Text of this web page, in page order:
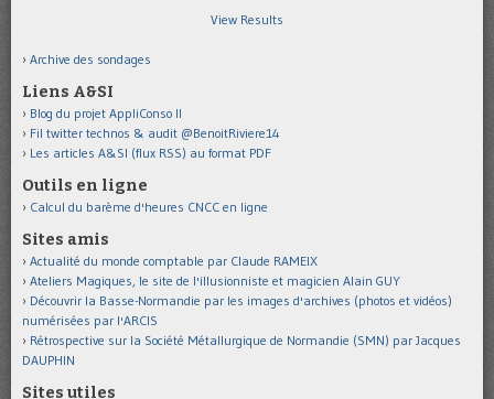
View Results
Archive des sondages
Liens A&SI
Blog du projet AppliConso II
Fil twitter technos & audit @BenoitRiviere14
Les articles A&SI (flux RSS) au format PDF
Outils en ligne
Calcul du barème d'heures CNCC en ligne
Sites amis
Actualité du monde comptable par Claude RAMEIX
Ateliers Magiques, le site de l'illusionniste et magicien Alain GUY
Découvrir la Basse-Normandie par les images d'archives (photos et vidéos)
numérisées par l'ARCIS
Rétrospective sur la Société Métallurgique de Normandie (SMN) par Jacques
DAUPHIN
Sites utiles